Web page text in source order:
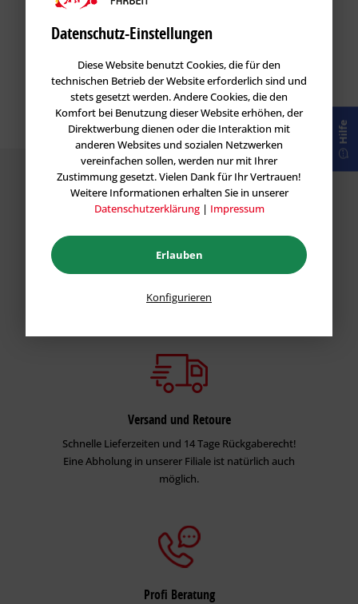
Garantie
Wir stehen hinter unseren Produkten und geben
Produkte.
Versand und Retoure
Schnelle Lieferzeiten und 14 Tage Rückgaberecht!
Eine Abholung in unserer Filiale ist natürlich auch
möglich.
Profi Beratung
Hilfe
Datenschutz-Einstellungen
Diese Website benutzt Cookies, die für den
technischen Betrieb der Website erforderlich sind und
stets gesetzt werden. Andere Cookies, die den
Komfort bei Benutzung dieser Website erhöhen, der
Direktwerbung dienen oder die Interaktion mit
anderen Websites und sozialen Netzwerken
vereinfachen sollen, werden nur mit Ihrer
Zustimmung gesetzt. Vielen Dank für Ihr Vertrauen!
Weitere Informationen erhalten Sie in unserer
Datenschutzerklärung| Impressum
Erlauben
Konfigurieren